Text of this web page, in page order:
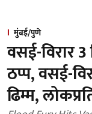
मुंबई/पुणे
वसई-विरार
ठप्प, वसई-
ढिम्म,